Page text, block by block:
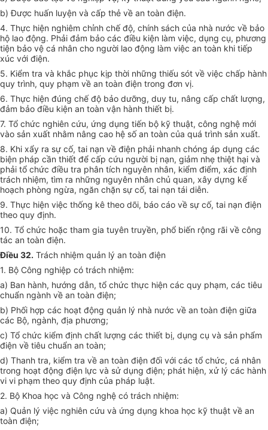
b) Được huấn luyện và cấp thẻ về an toàn điện.
4. Thực hiện nghiêm chỉnh chế độ, chính sách của nhà nước về bảo
hộ lao động. Phải đảm bảo các điều kiện làm việc, dụng cụ, phương
tiện bảo vệ cá nhân cho người lao động làm việc an toàn khi tiếp
xúc với điện.
5. Kiểm tra và khắc phục kịp thời những thiếu sót về việc chấp hành
quy trình, quy phạm về an toàn điện trong đơn vị.
6. Thực hiện đúng chế độ bảo dưỡng, duy tu, nâng cấp chất lượng,
đảm bảo điều kiện an toàn vận hành thiết bị.
7. Tổ chức nghiên cứu, ứng dụng tiến bộ kỹ thuật, công nghệ mới
vào sản xuất nhằm nâng cao hệ số an toàn của quá trình sản xuất.
8. Khi xẩy ra sự cố, tai nạn về điện phải nhanh chóng áp dụng các
biện pháp cần thiết để cấp cứu người bị nạn, giảm nhẹ thiệt hại và
phải tổ chức điều tra phân tích nguyên nhân, kiểm điểm, xác định
trách nhiệm, tìm ra những nguyên nhân chủ quan, xây dựng kế
hoạch phòng ngừa, ngăn chặn sự cố, tai nạn tái diễn.
9. Thực hiện việc thống kê theo dõi, báo cáo về sự cố, tai nạn điện
theo quy định.
10. Tổ chức hoặc tham gia tuyên truyền, phổ biến rộng rãi về công
tác an toàn điện.
Điều 32. Trách nhiệm quản lý an toàn điện
1. Bộ Công nghiệp có trách nhiệm:
a) Ban hành, hướng dẫn, tổ chức thực hiện các quy phạm, các tiêu
chuẩn ngành về an toàn điện;
b) Phối hợp các hoạt động quản lý nhà nước về an toàn điện giữa
các Bộ, ngành, địa phương;
c) Tổ chức kiểm định chất lượng các thiết bị, dụng cụ và sản phẩm
điện về tiêu chuẩn an toàn;
d) Thanh tra, kiểm tra về an toàn điện đối với các tổ chức, cá nhân
trong hoạt động điện lực và sử dụng điện; phát hiện, xử lý các hành
vi vi phạm theo quy định của pháp luật.
2. Bộ Khoa học và Công nghệ có trách nhiệm:
a) Quản lý việc nghiên cứu và ứng dụng khoa học kỹ thuật về an
toàn điện;